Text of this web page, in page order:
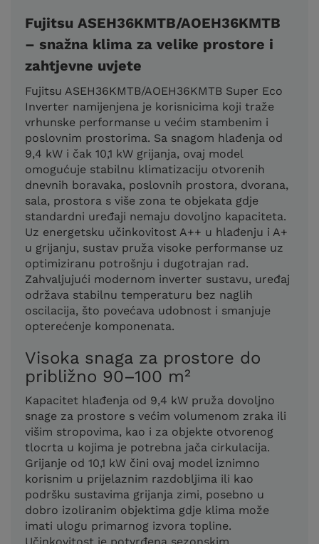
Fujitsu ASEH36KMTB/AOEH36KMTB
– snažna klima za velike prostore i
zahtjevne uvjete
Fujitsu ASEH36KMTB/AOEH36KMTB Super Eco
Inverter namijenjena je korisnicima koji traže
vrhunske performanse u većim stambenim i
poslovnim prostorima. Sa snagom hlađenja od
9,4 kW i čak 10,1 kW grijanja, ovaj model
omogućuje stabilnu klimatizaciju otvorenih
dnevnih boravaka, poslovnih prostora, dvorana,
sala, prostora s više zona te objekata gdje
standardni uređaji nemaju dovoljno kapaciteta.
Uz energetsku učinkovitost A++ u hlađenju i A+
u grijanju, sustav pruža visoke performanse uz
optimiziranu potrošnju i dugotrajan rad.
Zahvaljujući modernom inverter sustavu, uređaj
održava stabilnu temperaturu bez naglih
oscilacija, što povećava udobnost i smanjuje
opterećenje komponenata.
Visoka snaga za prostore do
približno 90–100 m²
Kapacitet hlađenja od 9,4 kW pruža dovoljno
snage za prostore s većim volumenom zraka ili
višim stropovima, kao i za objekte otvorenog
tlocrta u kojima je potrebna jača cirkulacija.
Grijanje od 10,1 kW čini ovaj model iznimno
korisnim u prijelaznim razdobljima ili kao
podršku sustavima grijanja zimi, posebno u
dobro izoliranim objektima gdje klima može
imati ulogu primarnog izvora topline.
Učinkovitost je potvrđena sezonskim